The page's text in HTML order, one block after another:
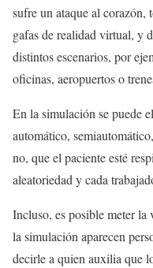
sufre un ataque al corazón,
gafas de realidad virtual, y
distintos escenarios, por
oficinas, aeropuertos o
En la simulación se puede
automático,
no, que el paciente esté
aleatoriedad y cada
Incluso, es posible meter la
la simulación aparecen
decirle a quien auxilia que